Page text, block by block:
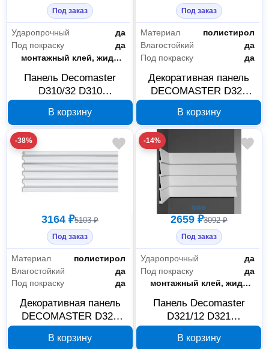
Под заказ
Ударопрочный
да
Под покраску
да
Способ монтажа
монтажный клей, жидкие гвозди
Панель Decomaster
D310/32 D310
В корзину
Под заказ
Материал
полистирол
Влагостойкий
да
Под покраску
да
Декоративная панель
DECOMASTER D326
В корзину
-38%
3164 ₽5103 ₽
Под заказ
Материал
полистирол
Влагостойкий
да
Под покраску
да
Декоративная панель
DECOMASTER D327
В корзину
-14%
2659 ₽3092 ₽
Под заказ
Ударопрочный
да
Под покраску
да
Способ монтажа
монтажный клей, жидкие гвозди
Панель Decomaster
D321/12 D321
В корзину